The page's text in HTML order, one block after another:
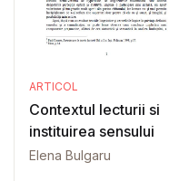
ARTICOL
Contextul lecturii si
instituirea sensului
Elena Bulgaru